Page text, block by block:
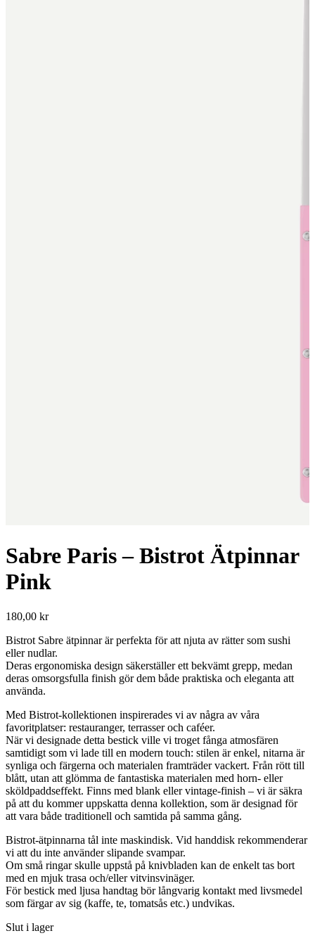
Sabre Paris – Bistrot Ätpinnar
Pink
180,00 kr
Bistrot Sabre ätpinnar är perfekta för att njuta av rätter som sushi
eller nudlar.
Deras ergonomiska design säkerställer ett bekvämt grepp, medan
deras omsorgsfulla finish gör dem både praktiska och eleganta att
använda.
Med Bistrot-kollektionen inspirerades vi av några av våra
favoritplatser: restauranger, terrasser och caféer.
När vi designade detta bestick ville vi troget fånga atmosfären
samtidigt som vi lade till en modern touch: stilen är enkel, nitarna är
synliga och färgerna och materialen framträder vackert. Från rött till
blått, utan att glömma de fantastiska materialen med horn- eller
sköldpaddseffekt. Finns med blank eller vintage-finish – vi är säkra
på att du kommer uppskatta denna kollektion, som är designad för
att vara både traditionell och samtida på samma gång.
Bistrot-ätpinnarna tål inte maskindisk. Vid handdisk rekommenderar
vi att du inte använder slipande svampar.
Om små ringar skulle uppstå på knivbladen kan de enkelt tas bort
med en mjuk trasa och/eller vitvinsvinäger.
För bestick med ljusa handtag bör långvarig kontakt med livsmedel
som färgar av sig (kaffe, te, tomatsås etc.) undvikas.
Slut i lager